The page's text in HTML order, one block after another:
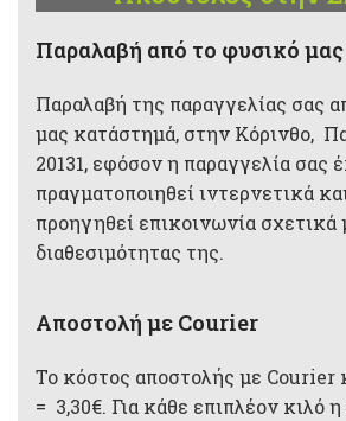
Παραλαβή από το φυσικό
Παραλαβή της παραγγελίας σας
μας κατάστημά, στην Κόρινθο,
20131, εφόσον η παραγγελία σας
πραγματοποιηθεί ιντερνετικά
προηγηθεί επικοινωνία σχετικά
διαθεσιμότητας της.
Αποστολή με Courier
Το κόστος αποστολής με Courier
= 3,30€. Για κάθε επιπλέον κιλό